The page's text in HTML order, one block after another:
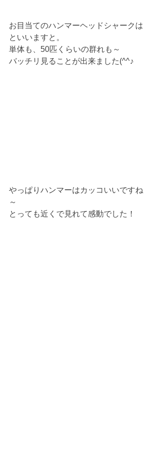
お目当てのハンマーヘッドシャークは
といいますと。
単体も、50匹くらいの群れも～
バッチリ見ることが出来ました(^^♪
やっぱりハンマーはカッコいいですね
～
とっても近くで見れて感動でした！